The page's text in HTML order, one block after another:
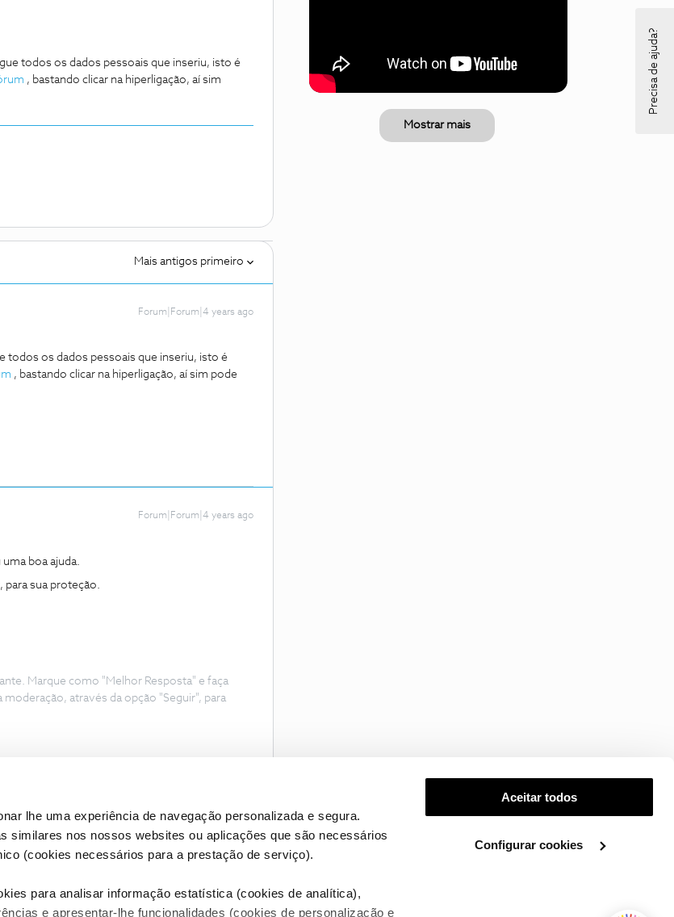
lhe uma experiência de navegação personalizada e segura.
similares nos nossos websites ou aplicações que são necessários
(cookies necessários para a prestação de serviço).
para analisar informação estatística (cookies de analítica),
e apresentar-lhe funcionalidades (cookies de personalização e
Aceitar todos
Configurar cookies
todos os dados pessoais que inseriu, isto é
, bastando clicar na hiperligação, aí sim
Mais antigos primeiro
Forum|Forum|4 years ago
todos os dados pessoais que inseriu, isto é
, bastando clicar na hiperligação, aí sim pode
Forum|Forum|4 years ago
boa ajuda.
sua proteção.
Marque como "Melhor Resposta" e faça
através da opção "Seguir", para
Mostrar mais
do Fórum NOS Accessibility statement
Precisa de ajuda?